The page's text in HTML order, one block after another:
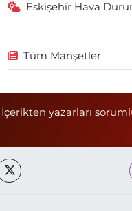
Eskişehir Hava
Tüm Manşetler
yazarları